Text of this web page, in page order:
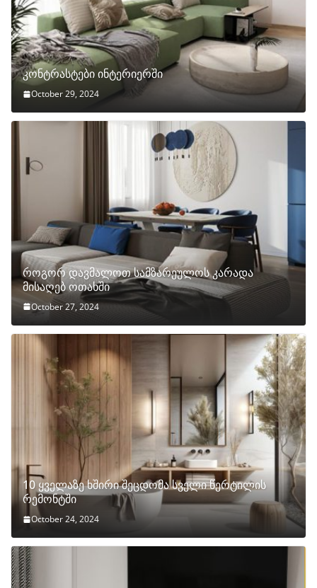
კონტრასტები ინტერიერში
October 29, 2024
როგორ დავმალოთ სამზარეულოს კარადა
მისაღებ ოთახში
October 27, 2024
10 ყველაზე ხშირი შეცდომა სველი წერტილის
რემონტში
October 24, 2024